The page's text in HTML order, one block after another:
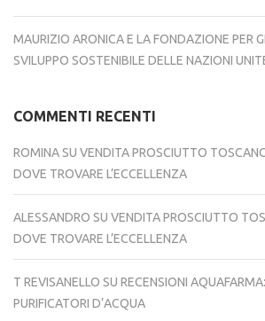
MAURIZIO ARONICA E LA FONDAZIONE PER
SVILUPPO SOSTENIBILE DELLE NAZIONI
COMMENTI RECENTI
ROMINA SU VENDITA PROSCIUTTO
DOVE TROVARE L’ECCELLENZA
ALESSANDRO SU VENDITA PROSCIUTTO
DOVE TROVARE L’ECCELLENZA
T REVISANELLO SU RECENSIONI
PURIFICATORI D’ACQUA